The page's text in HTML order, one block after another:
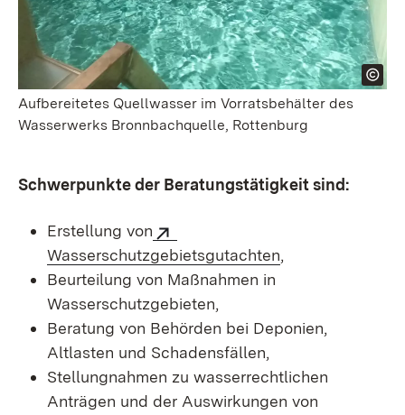
Aufbereitetes Quellwasser im Vorratsbehälter des
Wasserwerks Bronnbachquelle, Rottenburg
Schwerpunkte der Beratungstätigkeit sind:
Erstellung von
Wasserschutzgebietsgutachten,
Beurteilung von Maßnahmen in
Wasserschutzgebieten,
Beratung von Behörden bei Deponien,
Altlasten und Schadensfällen,
Stellungnahmen zu wasserrechtlichen
Anträgen und der Auswirkungen von